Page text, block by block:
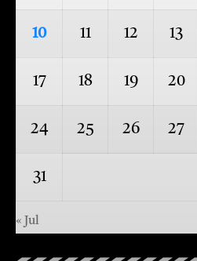
10 11 12 13
17 18 19 20
24 25 26 27
31
« Jul